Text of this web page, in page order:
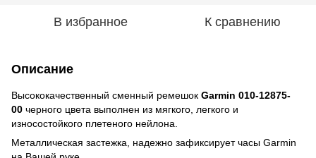
В избранное К сравнению
Описание
Высококачественный сменный ремешок Garmin 010-12875-
00 черного цвета выполнен из мягкого, легкого и
износостойкого плетеного нейлона.
Металлическая застежка, надежно зафиксирует часы Garmin